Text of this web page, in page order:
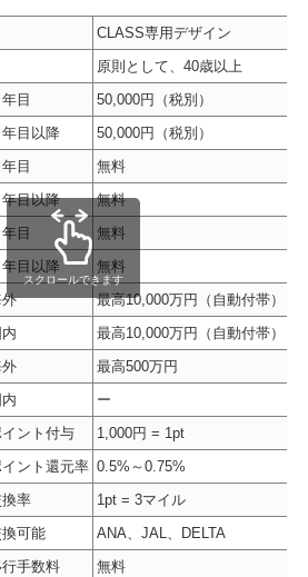
CLASS専用デザイン
原則として、40歳以上
年目
50,000円（税別）
年目以降
50,000円（税別）
年目
無料
年目以降
無料
年目
無料
年目以降
無料
最高10,000万円（自動付帯）
最高10,000万円（自動付帯）
最高500万円
ー
イント付与
1,000円 = 1pt
イント還元率 0.5%～0.75%
率
1pt = 3マイル
可能
ANA、JAL、DELTA
手数料
無料
スクロールできます